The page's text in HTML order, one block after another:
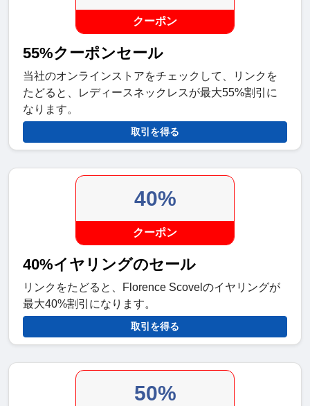
クーポン
55%クーポンセール
当社のオンラインストアをチェックして、リンクを
たどると、レディースネックレスが最大55%割引に
なります。
取引を得る
40%
クーポン
40%イヤリングのセール
リンクをたどると、Florence Scovelのイヤリングが
最大40%割引になります。
取引を得る
50%